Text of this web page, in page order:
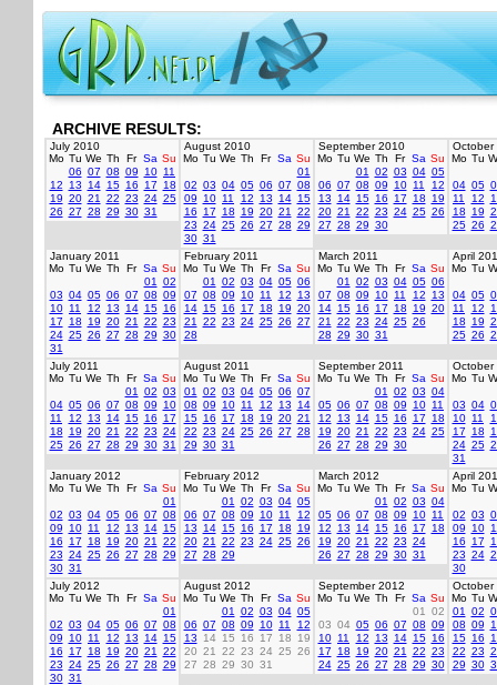
ARCHIVE RESULTS:
July 2010
Mo Tu We Th Fr Sa Su
06 07 08 09 10 11
12
13 14 15 16 17
18
19 20 21 22 23 24 25
26 27 28 29 30 31
August 2010
Mo Tu We Th Fr Sa Su
01
02 03 04 05 06 07 08
09
10 11 12 13 14 15
16
17 18 19 20 21
22
23 24 25 26 27 28 29
30 31
September 2010
Mo Tu We Th Fr Sa Su
01
02 03 04 05
06 07 08 09 10 11
12
13
14 15 16 17 18
19
20 21 22 23 24 25 26
27 28 29 30
October
Mo Tu
04 05
11
12
18
19
25 26
January 2011
Mo Tu We Th Fr Sa Su
01
02
03 04 05 06 07 08 09
10 11 12 13 14 15 16
17
18 19 20 21 22 23
24 25 26 27 28 29 30
31
February 2011
Mo Tu We Th Fr Sa Su
01
02 03 04 05 06
07 08 09 10 11 12
13
14 15 16 17 18 19 20
21
22 23 24 25 26 27
28
March 2011
Mo Tu We Th Fr Sa Su
01
02 03 04 05 06
07 08 09 10 11 12
13
14 15 16 17 18 19 20
21
22 23 24 25 26
28 29 30 31
April
Mo Tu
04 05
11
12
18
19
25 26
July 2011
Mo Tu We Th Fr Sa Su
01
02 03
04 05 06 07 08 09
10
11
12 13 14 15 16
17
18
19 20 21 22 23 24
25 26 27 28 29 30 31
August 2011
Mo Tu We Th Fr Sa Su
01
02 03 04 05 06 07
08 09 10 11 12 13
14
15 16 17 18 19 20 21
22 23 24 25 26 27 28
29 30 31
September 2011
Mo Tu We Th Fr Sa Su
01
02 03 04
05 06 07 08 09 10 11
12
13 14 15 16 17
18
19 20 21 22 23 24 25
26 27 28 29 30
October
Mo Tu
03 04
10 11
17
18
24 25
31
January 2012
Mo Tu We Th Fr Sa Su
01
02 03 04 05 06 07 08
09
10 11 12 13 14 15
16
17 18 19 20 21
22
23 24 25 26 27 28 29
30 31
February 2012
Mo Tu We Th Fr Sa Su
01
02 03 04 05
06 07 08 09 10 11
12
13
14 15 16 17 18
19
20 21 22 23 24 25 26
27 28 29
March 2012
Mo Tu We Th Fr Sa Su
01
02 03 04
05 06 07 08 09 10 11
12
13 14 15 16 17
18
19 20 21 22 23 24
26 27 28 29 30 31
April
Mo Tu
02 03
09
10
16
17
23 24
30
July 2012
Mo Tu We Th Fr Sa Su
01
02 03 04 05 06 07 08
09
10 11 12 13 14 15
16
17 18 19 20 21
22
23 24 25 26 27 28 29
30 31
August 2012
Mo Tu We Th Fr Sa Su
01
02 03 04 05
06 07 08 09 10 11
12
13
14 15 16 17 18
19
20 21 22 23 24 25 26
27 28 29 30 31
September 2012
Mo Tu We Th Fr Sa Su
01
02
03 04 05 06 07 08 09
10 11 12 13 14 15 16
17
18 19 20 21 22 23
24 25 26 27 28 29 30
October
Mo Tu
01
02
08 09
15 16
22 23
29 30